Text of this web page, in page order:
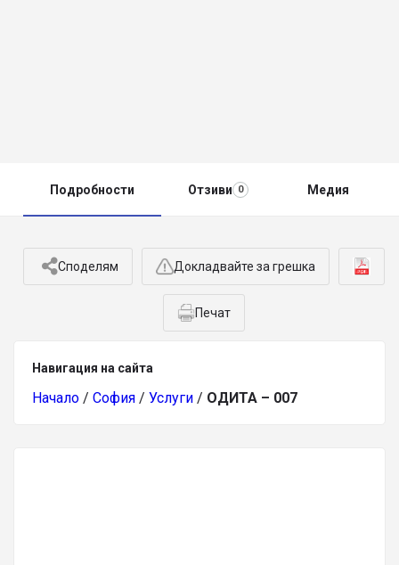
Подробности Отзиви 0 Медия
Споделям Докладвайте за грешка
Печат
Навигация на сайта
Начало / София / Услуги / ОДИТА – 007